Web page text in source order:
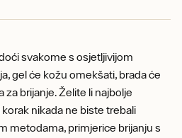
svakome s osjetljivijom
gel će kožu omekšati, brada će
za brijanje. Želite li najbolje
nikada ne biste trebali
metodama, primjerice brijanju s